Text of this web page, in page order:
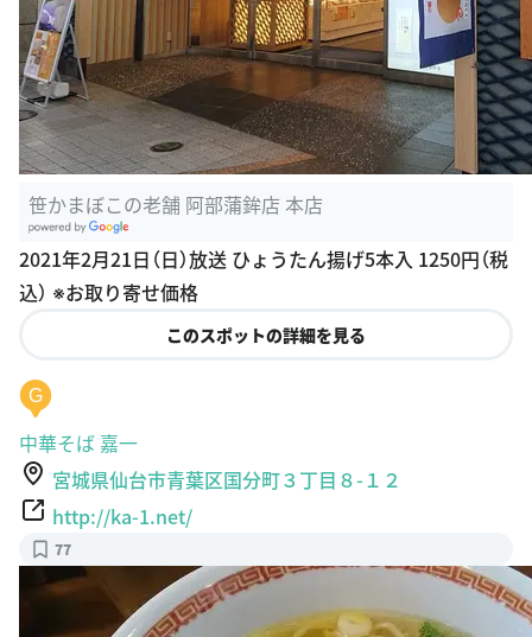
笹かまぼこの老舗 阿部蒲鉾店 本店
oogle Plac
es
2021年2月21日（日）放送 ひょうたん揚げ5本入 1250円（税
込） ※お取り寄せ価格
このスポットの詳細を見る
G
中華そば 嘉一
宮城県仙台市青葉区国分町３丁目８-１２
http://ka-1.net/
77